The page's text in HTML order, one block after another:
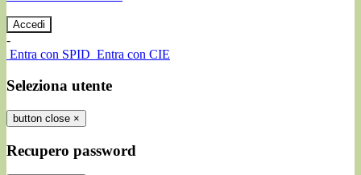
-
Entra con SPID Entra con CIE
Seleziona utente
button close ×
Recupero password